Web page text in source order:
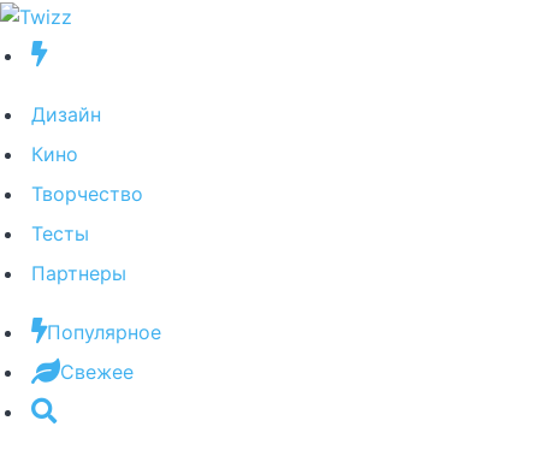
Дизайн
Кино
Творчество
Тесты
Партнеры
Популярное
Свежее